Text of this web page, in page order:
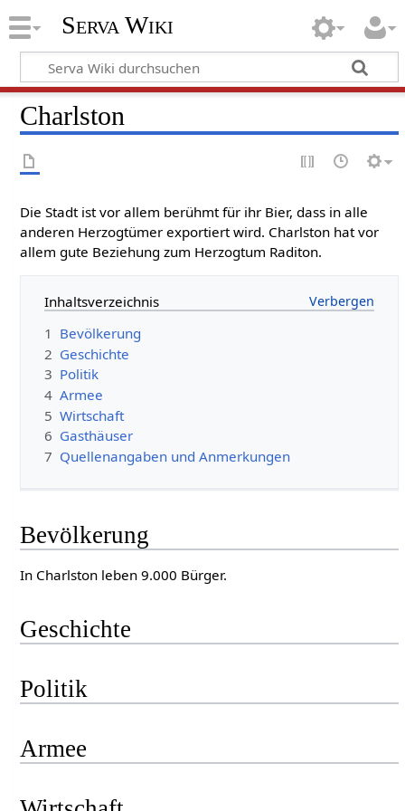
Serva Wiki
Charlston
Die Stadt ist vor allem berühmt für ihr Bier, dass in alle
anderen Herzogtümer exportiert wird. Charlston hat vor
allem gute Beziehung zum Herzogtum Raditon.
Inhaltsverzeichnis
1 Bevölkerung
2 Geschichte
3 Politik
4 Armee
5 Wirtschaft
6 Gasthäuser
7 Quellenangaben und Anmerkungen
Bevölkerung
In Charlston leben 9.000 Bürger.
Geschichte
Politik
Armee